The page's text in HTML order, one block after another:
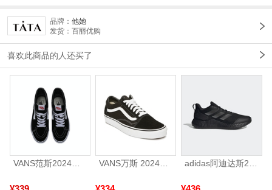
品牌： 他她
发货：百丽优购
喜欢此商品的人还买了
VANS范斯2024中性SK8-HiCL帆布鞋/硫化鞋VN000D5IB8C VANS万斯 2024年新款中性OldSkool帆布鞋/硫化鞋VN000D3HY28（延续款） adidas阿迪达斯2025中性edge gamedaySPW FTW-跑步GW2499